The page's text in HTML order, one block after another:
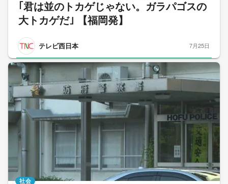
｢君は並のトカゲじゃない。ガラパゴスの
大トカゲだ｣ 【福岡発】
テレビ西日本 7月25日
社会